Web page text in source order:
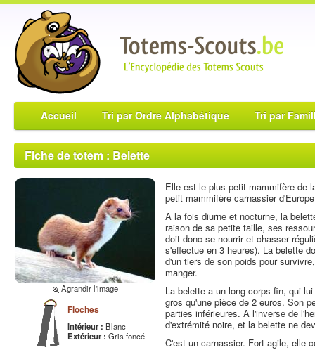
Accueil Tri par Ordre Alphabétique Tri par
Fiche de totem : Belette
Agrandir l'image
Floches
Intérieur : Blanc
Extérieur : Gris foncé
Elle est le plus petit mammifère de
petit mammifère carnassier
À la fois diurne et nocturne, la
raison de sa petite taille, ses
doit donc se nourrir et chasser
s'effectue en 3 heures). La belette
d'un tiers de son poids pour
manger.
La belette a un long corps fin, qui
gros qu'une pièce de 2 euros. Son
parties inférieures. A l'inverse de
d'extrémité noire, et la belette ne
C'est un carnassier. Fort agile, elle